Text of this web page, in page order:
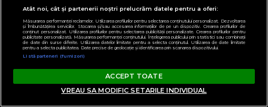
Atât noi, cât și partenerii noștri prelucrăm datele pentru a oferi:
Măsurarea performanței reclamelor. Utilizarea profilurilor pentru selectarea conținutului personalizat. Dezvoltarea
și îmbunătățirea serviciilor. Stocarea și/sau accesarea informațiilor de pe un dispozitiv. Crearea profilurilor de
conținut personalizat. Utilizarea profilurilor pentru selectarea publicității personalizate. Crearea profilurilor pentru
publicitate personalizată. Măsurarea performanței conținutului. Înțelegerea publicului prin statistici sau combinații
de date din surse diferite. Utilizarea datelor limitate pentru a selecta conținutul. Utilizarea de date limitate
pentru a selecta publicitatea. Date precise de geolocație și identificarea prin scanarea dispozitivului.
Listă parteneri (furnizori)
ACCEPT TOATE
VREAU SA MODIFIC SETARILE INDIVIDUAL